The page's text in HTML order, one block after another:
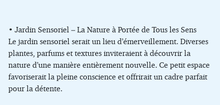
• Jardin Sensoriel – La Nature à Portée de Tous les Sens
Le jardin sensoriel serait un lieu d’émerveillement. Diverses
plantes, parfums et textures inviteraient à découvrir la
nature d’une manière entièrement nouvelle. Ce petit espace
favoriserait la pleine conscience et offrirait un cadre parfait
pour la détente.